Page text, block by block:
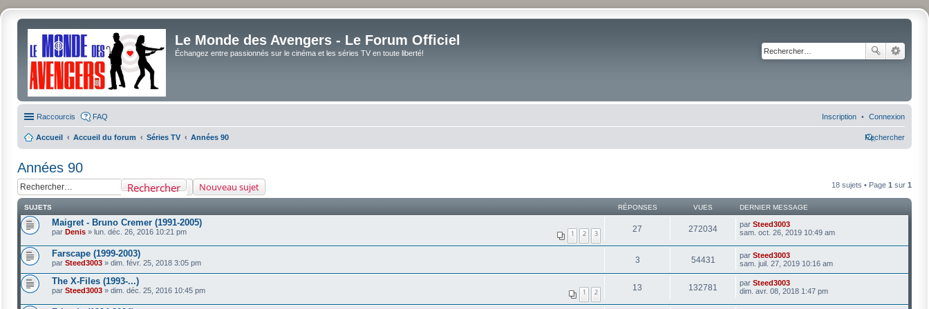
Le Monde des Avengers - Le Forum Officiel
Échangez entre passionnés sur le cinéma et les séries TV en toute liberté!
Raccourcis FAQ Connexion
Inscription
Accueil Accueil du forum Séries TV Années 90 Rechercher
Années 90
Nouveau sujet
Rechercher 18 sujets • Page 1 sur 1
SUJETS RÉPONSES VUES DERNIER MESSAGE
Maigret - Bruno Cremer (1991-2005)
par Denis » lun. déc. 26, 2016 10:21 pm 1 2 3 27 272034 par Steed3003
sam. oct. 26, 2019 10:49 am
Farscape (1999-2003)
par Steed3003 » dim. févr. 25, 2018 3:05 pm 3 54431 par Steed3003
sam. juil. 27, 2019 10:16 am
The X-Files (1993-...)
par Steed3003 » dim. déc. 25, 2016 10:45 pm 1 2 13 132781 par Steed3003
dim. avr. 08, 2018 1:47 pm